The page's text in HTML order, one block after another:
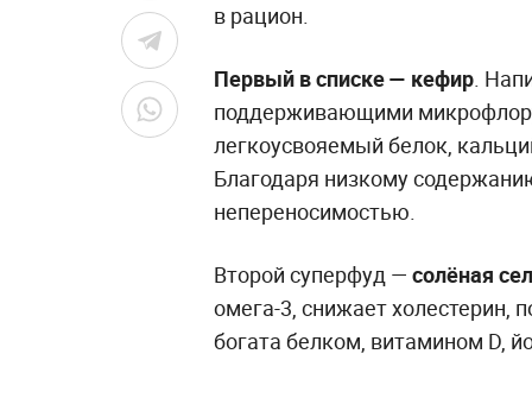
в рацион.
Первый в списке — кефир.
поддерживающими
легкоусвояемый белок,
Благодаря низкому
непереносимостью.
Второй суперфуд — солёная
омега-3, снижает холестерин,
богата белком, витамином D,